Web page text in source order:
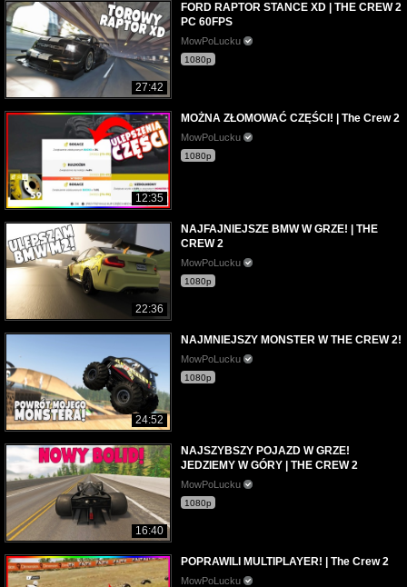
27:42
FORD RAPTOR STANCE XD | THE CREW 2
PC 60FPS
MowPoLucku
1080p
12:35
MOŻNA ZŁOMOWAĆ CZĘŚCI! | The Crew 2
MowPoLucku
1080p
22:36
NAJFAJNIEJSZE BMW W GRZE! | THE
CREW 2
MowPoLucku
1080p
24:52
NAJMNIEJSZY MONSTER W THE CREW 2!
MowPoLucku
1080p
16:40
NAJSZYBSZY POJAZD W GRZE!
JEDZIEMY W GÓRY | THE CREW 2
MowPoLucku
1080p
POPRAWILI MULTIPLAYER! | The Crew 2
MowPoLucku